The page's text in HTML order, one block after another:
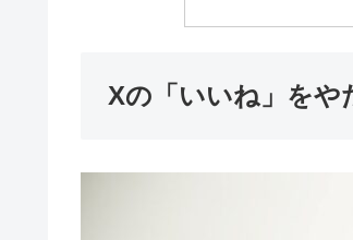
Xの「いいね」をや